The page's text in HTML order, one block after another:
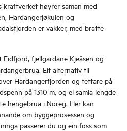
høyrer saman med
Hardangerjøkulen og
er vakker, med bratte
fjellgardane Kjeåsen og
Eit alternativ til
Hardangerfjorden og tettare på
på 1310 m, og ei samla lengde
hengebrua i Noreg. Her kan
om byggeprosessen og
passerer du og ein foss som